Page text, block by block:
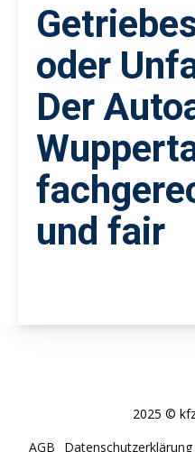
oder
Der
und fair
2025 ©
AGB
Datenschutzerklärung